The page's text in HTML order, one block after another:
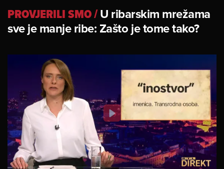
PROVJERILI SMO/U ribarskim mrežama
sve je manje ribe: Zašto je tome tako?